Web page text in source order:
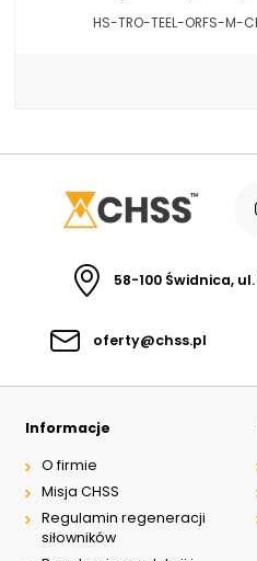
HS-TRO-TEEL-ORFS-M-
58-100 Świdnica,
oferty@chss.pl
Informacje
O firmie
Misja CHSS
Regulamin regeneracji
siłowników